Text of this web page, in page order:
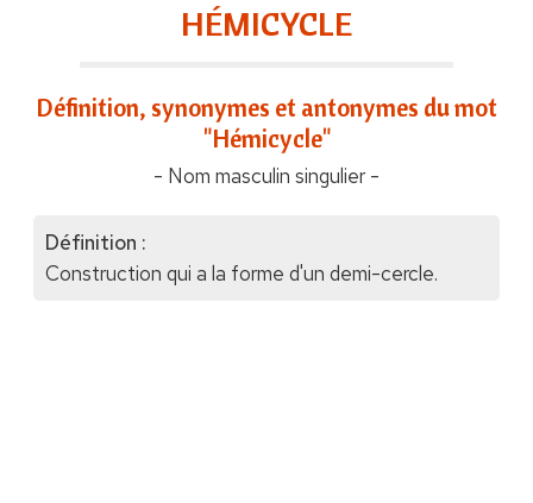
HÉMICYCLE
Définition, synonymes et antonymes du mot
"Hémicycle"
- Nom masculin singulier -
Définition :
Construction qui a la forme d'un demi-cercle.